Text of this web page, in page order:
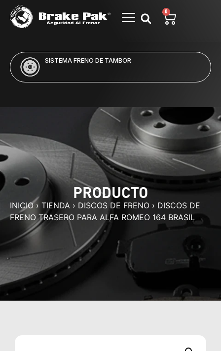
0
SISTEMA FRENO DE TAMBOR
PRODUCTO
INICIO› TIENDA › DISCOS DE FRENO › DISCOS DE
FRENO TRASERO PARA ALFA ROMEO 164 BRASIL